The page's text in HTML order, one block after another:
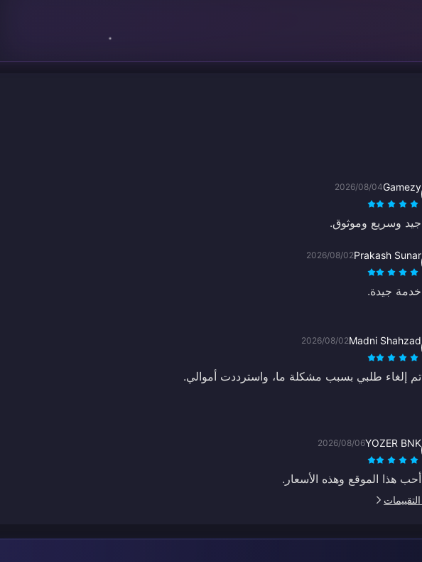
Gamezy
2026/08/04
جيد وسريع وموثوق.
Prakash Sunar
2026/08/02
خدمة جيدة.
Madni Shahzad
2026/08/02
تم إلغاء طلبي بسبب مشكلة ما، واسترددت أموالي.
YOZER BNK
2026/08/06
أحب هذا الموقع وهذه الأسعار.